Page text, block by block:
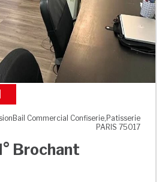
Brochant
Commercial Confiserie,Patisserie
PARIS 75017
Brochant